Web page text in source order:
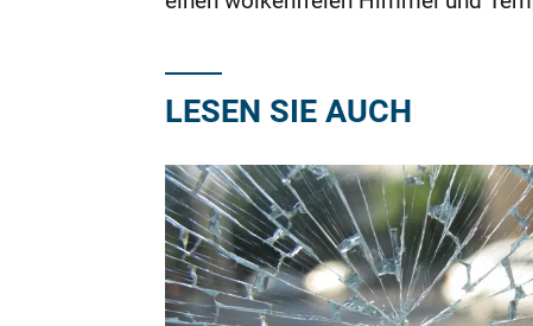
LESEN SIE AUCH